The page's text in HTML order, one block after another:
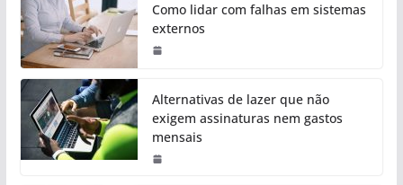
Como lidar com falhas em sistemas
externos
Alternativas de lazer que não
exigem assinaturas nem gastos
mensais